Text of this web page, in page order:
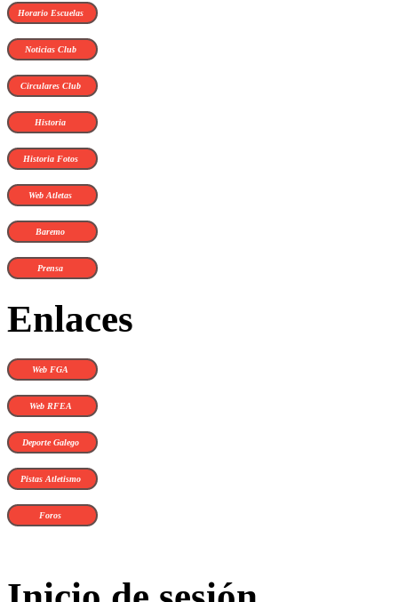
Horario Escuelas
Noticias Club
Circulares Club
Historia
Historia Fotos
Web Atletas
Baremo
Prensa
Enlaces
Web FGA
Web RFEA
Deporte Galego
Pistas Atletismo
Foros